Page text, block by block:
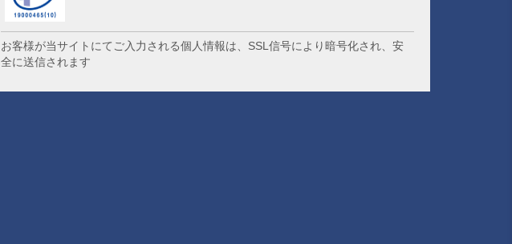
お客様が当サイトにてご入力される個人情報は、SSL信号により暗号化され、安
全に送信されます